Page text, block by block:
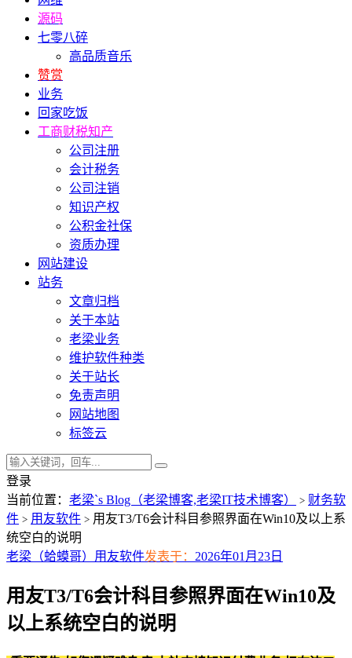
源码
七零八碎
高品质音乐
赞赏
业务
回家吃饭
工商财税知产
公司注册
会计税务
公司注销
知识产权
公积金社保
资质办理
网站建设
站务
文章归档
关于本站
老梁业务
维护软件种类
关于站长
免责声明
网站地图
标签云
登录
当前位置： 老梁`s Blog（老梁博客,老梁IT技术博客） > 财务软
件 > 用友软件 > 用友T3/T6会计科目参照界面在Win10及以上系
统空白的说明
老梁（蛤蟆哥） 用友软件发表于： 2026年01月23日
用友T3/T6会计科目参照界面在Win10及
以上系统空白的说明